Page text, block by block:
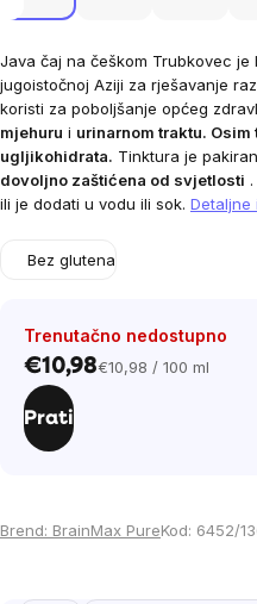
Java čaj na češkom Trubkovec
jugoistočnoj Aziji za rješavanje
koristi za poboljšanje općeg
mjehuru i urinarnom traktu.
ugljikohidrata. Tinktura je
dovoljno zaštićena od svjetlosti
ili je dodati u vodu ili sok. Detaljne
Bez glutena
Trenutačno nedostupno
€10,98Cijena
€10,98 / 100 ml
Prati
Brend: BrainMax PureKod: 6452/